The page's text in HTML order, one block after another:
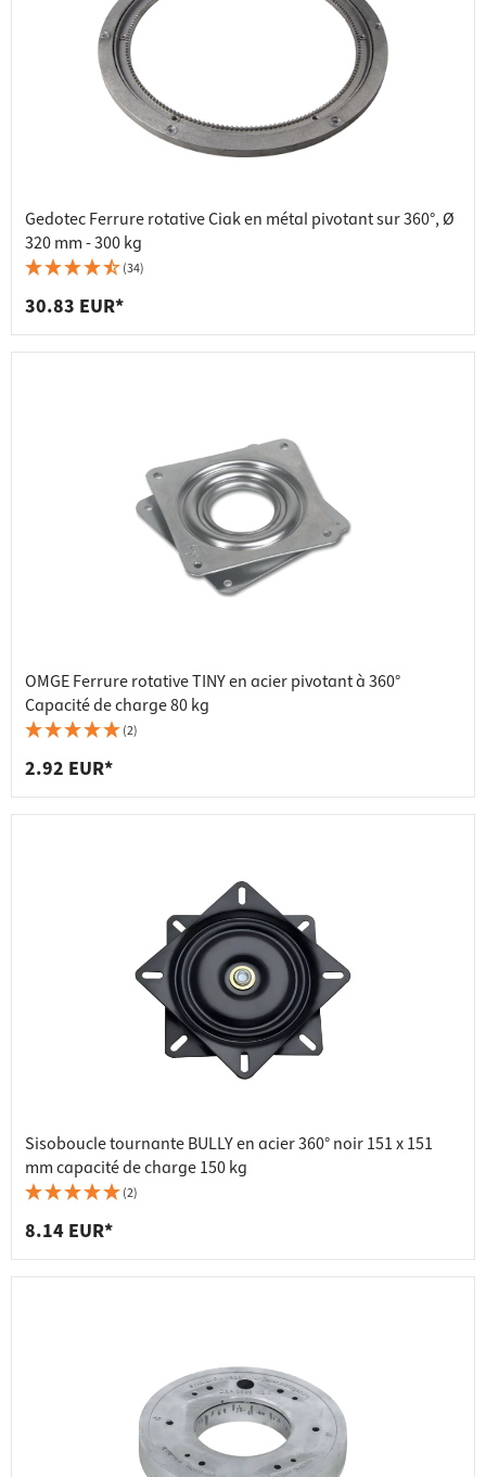
Gedotec Ferrure rotative Ciak en métal pivotant sur 360°, Ø
320 mm - 300 kg
(34)
30.83 EUR*
OMGE Ferrure rotative TINY en acier pivotant à 360°
Capacité de charge 80 kg
(2)
2.92 EUR*
Sisoboucle tournante BULLY en acier 360° noir 151 x 151
mm capacité de charge 150 kg
(2)
8.14 EUR*